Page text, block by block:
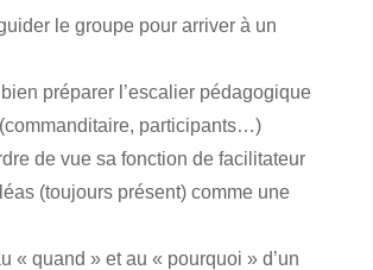
le groupe pour arriver à un
préparer l’escalier pédagogique
participants…)
de vue sa fonction de facilitateur
(toujours présent) comme une
« quand » et au « pourquoi » d’un